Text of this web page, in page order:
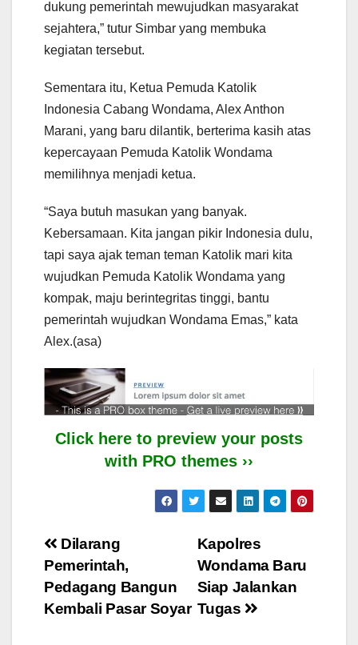
dukung pemerintah mewujudkan masyarakat
sejahtera,” tutur Simbar yang membuka
kegiatan tersebut.
Sementara itu, Ketua Pemuda Katolik
Indonesia Cabang Wondama, Alex Anthon
Marani, yang baru dilantik, berterima kasih atas
kepercayaan Pemuda Katolik Wondama
memilihnya menjadi ketua.
“Saya butuh masukan yang banyak.
Kebersamaan. Kita jangan pikir Indonesia dulu,
tapi saya ajak teman teman Katolik mari kita
wujudkan Pemuda Katolik Wondama yang
kompak, maju berintegritas tinggi, bantu
pemerintah wujudkan Wondama Emas,” kata
Alex.(asa)
Click here to preview your posts
with PRO themes ››
Post
navigation
Kapolres
Wondama Baru
Siap Jalankan
Tugas
Dilarang
Pemerintah,
Pedagang Bangun
Kembali Pasar Soyar